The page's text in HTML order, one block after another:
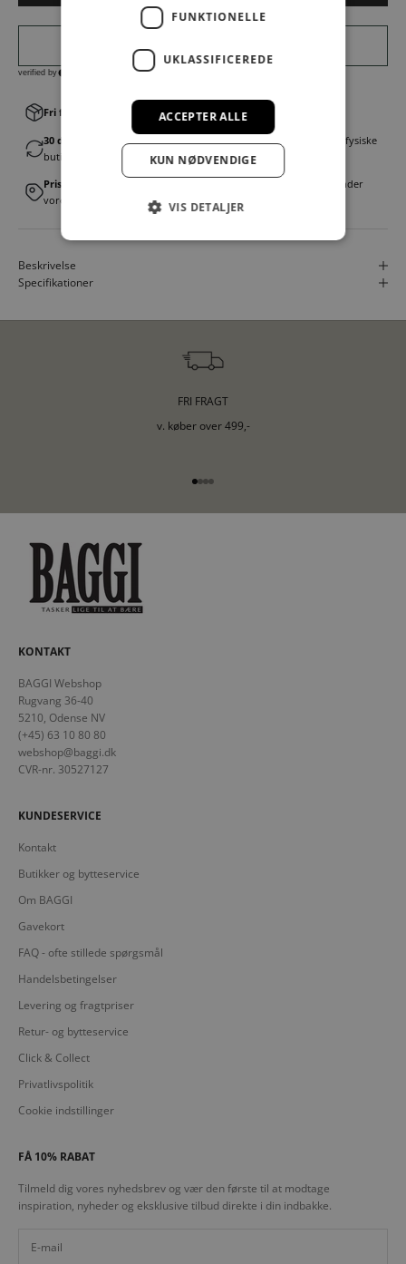
Fri fragt v. køb over 499,00 kr.│Levering 1-3 hverdage
30 dages fortrydelsesret│Byt eller returner gratis i en af vores fysiske
butikker
Prismatch
│Vi tilbyder landsdækkende prisgaranti. Læs mere under
vores FAQ
Beskrivelse
Specifikationer
FRI FRAGT
v. køber over 499,-
Gå til element 1
Gå til element 2
Gå til element 3
Gå til element 4
KONTAKT
BAGGI Webshop
Rugvang 36-40
5210, Odense NV
(+45) 63 10 80 80
webshop@baggi.dk
CVR-nr. 30527127
KUNDESERVICE
Kontakt
Butikker og bytteservice
Om BAGGI
Gavekort
FAQ - ofte stillede spørgsmål
Handelsbetingelser
Levering og fragtpriser
Retur- og bytteservice
Click & Collect
Privatlivspolitik
Cookie indstillinger
FÅ 10% RABAT
Tilmeld dig vores nyhedsbrev og vær den første til at modtage
inspiration, nyheder og eksklusive tilbud direkte i din indbakke.
FUNKTIONELLE
UKLASSIFICEREDE
ACCEPTER ALLE
KUN NØDVENDIGE
VIS DETALJER